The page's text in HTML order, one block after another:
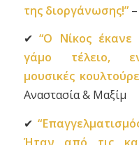
της διοργάνωσης!”–
✔“Ο Νίκος έκανε
γάμο τέλειο,
μουσικές
Αναστασία & Μαξίμ
✔